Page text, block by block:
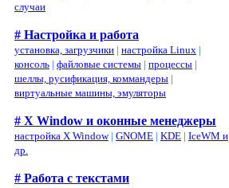
случаи
# Настройка и работа
установка, загрузчики | настройка Linux |
консоль | файловые системы | процессы |
шеллы, русификация, коммандеры |
виртуальные машины, эмуляторы
# X Window и оконные менеджеры
настройка X Window| GNOME | KDE | IceWM и
др.
# Работа с текстами